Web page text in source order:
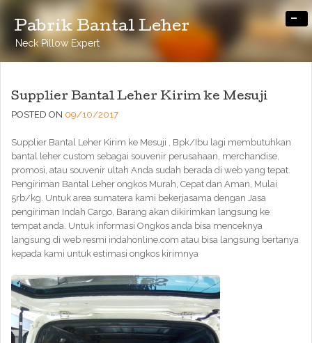
Pabrik Bantal Leher
Neck Pillow Expert
-
Supplier Bantal Leher Kirim ke Mesuji
POSTED ON 09/10/2017
Supplier Bantal Leher Kirim ke Mesuji , Bpk/Ibu lagi membutuhkan
bantal leher custom sebagai souvenir perusahaan, merchandise,
promosi, atau souvenir ultah Anda sudah berada di web yang tepat.
Pengiriman Bantal Leher ongkos Murah, Cepat dan Aman, Mulai
5rb/kg. Untuk area sumatera kami bekerjasama dengan Jasa
pengiriman Indah Cargo, Barang akan dikirimkan langsung ke
tempat anda. Untuk informasi Ongkos anda bisa menceknya
langsung di web resmi indahonline.com atau bisa langsung bertanya
kepada kami untuk estimasi ongkos kirimnya